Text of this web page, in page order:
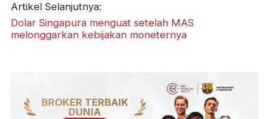
Artikel Selanjutnya:
Dolar Singapura menguat setelah MAS
melonggarkan kebijakan moneternya
BROKER TERBAIK
DUNIA